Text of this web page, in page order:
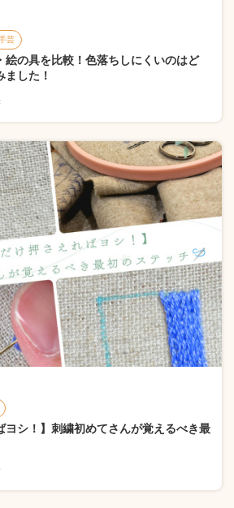
芸
絵の具を比較！色落ちしにくいのはど
した！
ヨシ！】刺繍初めてさんが覚えるべき最